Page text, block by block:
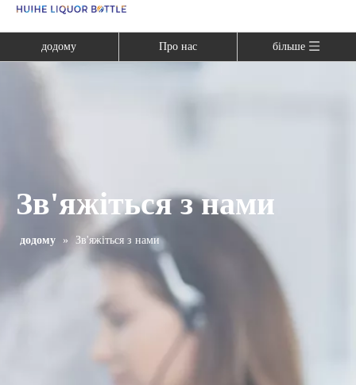
додому Про нас більше
Зв'яжіться з нами
додому » Зв'яжіться з нами